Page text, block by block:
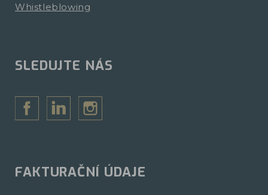
Whistleblowing
SLEDUJTE NÁS
FAKTURAČNÍ ÚDAJE